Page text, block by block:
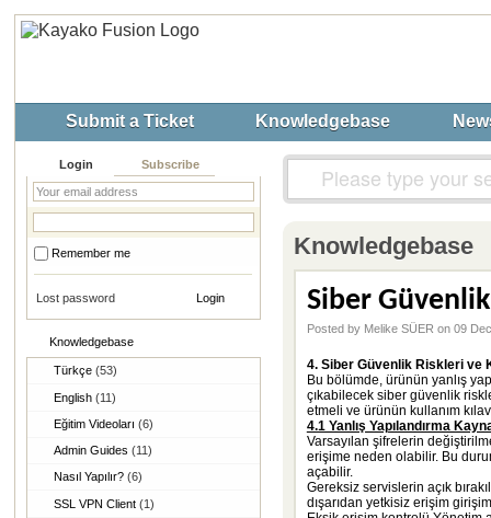
Submit a Ticket Knowledgebase
Login Subscribe
Remember me
Lost password
Knowledgebase
Türkçe (53)
English (11)
Eğitim Videoları (6)
Admin Guides (11)
Nasıl Yapılır? (6)
SSL VPN Client (1)
Knowledgebase
Siber
Posted by Melike SÜER on 09
4. Siber Güvenlik Riskleri ve
Bu bölümde, ürünün yanlış
çıkabilecek siber güvenlik
etmeli ve ürünün kullanım
4.1 Yanlış Yapılandırma
Varsayılan şifrelerin
erişime neden olabilir. Bu
açabilir.
Gereksiz servislerin açık
dışarıdan yetkisiz erişim